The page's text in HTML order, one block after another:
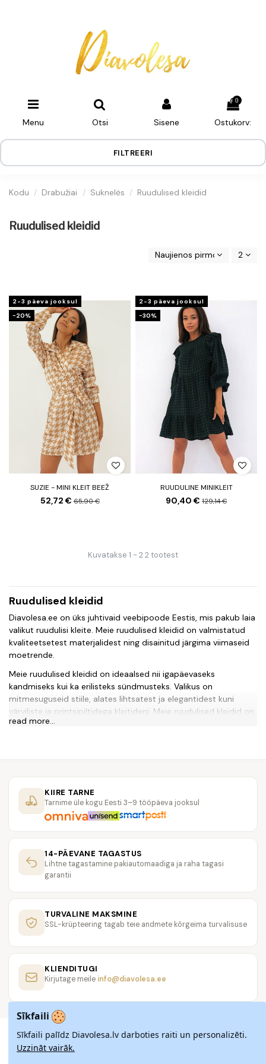
Menu Otsi Sisene
0
Ostukorv:
FILTREERI
Kodu Drabužiai Suknelės Ruudulised kleidid
Ruudulised kleidid
Naujienos pirmos 2
2-3 päeva jooksul
−20%
SUZIE - MINI KLEIT BEEŽ
52,72 €65,90 €
2-3 päeva jooksul
−30%
RUUDULINE MINIKLEIT
90,40 € 129,14 €
Kuvatakse 1 - 2 2 tootest
Ruudulised kleidid
Diavolesa.ee on üks juhtivaid veebipoode Eestis, mis pakub laia
valikut ruudulisi kleite. Meie ruudulised kleidid on valmistatud
kvaliteetsetest materjalidest ning disainitud järgima viimaseid
moetrende.
Meie ruudulised kleidid on ideaalsed nii igapäevaseks
kandmiseks kui ka erilisteks sündmusteks. Valikus on
mitmesuguseid stiile, alates lihtsatest ja elegantidest kuni
värviliste ja printsipiltidega kleitideni. Meie ruudulised kleidid on
saadaval erinevates suurustes, et leida iga naise jaoks parim
kasutada ja meie kiire tarne tagab, et saate oma uue ruudulise
kleidi kiiresti kätte.
Meie ruudulised kleidid on saadaval soodsa hinnaga, kuid see ei
kleidid on valmistatud professionaalsetes töökojades ja neil on
garantii.
Meie e-pood on turvaline ja meie klienditeenindus on alati
valmis abiks. Kui teil on küsimusi või soovite abi ruudulise kleidi
valimisel, siis võtke meiega ühendust. Meie eesmärk on teha
Soovime teile meeldivat ostlemist meie e-poes Diavolesa.ee ja
loodame, et leiate endale sobiva ruudulise kleidi.
Küsimused ja vastused:
1. Millised on Diavolesa.ee ruuduliste kleitide materjalid?
Diavolesa.ee ruudulised kleidid on valmistatud kvaliteetsetest
materjalidest.
2. Millised stiilid ruudulisi kleite Diavolesa.ee pakub?
Diavolesa.ee pakub mitmesuguseid stiile ruudulistest kleitidest,
alates lihtsatest ja elegantidest kuni värviliste ja printsipiltidega
read more...
KIIRE TARNE
Tarnime üle kogu Eesti 3–9 tööpäeva jooksul
14-PÄEVANE TAGASTUS
Lihtne tagastamine pakiautomaadiga ja raha tagasi
garantii
TURVALINE MAKSMINE
SSL-krüpteering tagab teie andmete kõrgeima turvalisuse
KLIENDITUGI
Kirjutage meile info@diavolesa.ee
Sīkfaili
Sīkfaili palīdz Diavolesa.lv darboties raiti un personalizēti.
Uzzināt vairāk.